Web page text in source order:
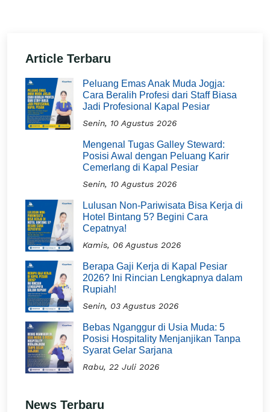
Article Terbaru
Peluang Emas Anak Muda Jogja:
Cara Beralih Profesi dari Staff Biasa
Jadi Profesional Kapal Pesiar
Senin, 10 Agustus 2026
Mengenal Tugas Galley Steward:
Posisi Awal dengan Peluang Karir
Cemerlang di Kapal Pesiar
Senin, 10 Agustus 2026
Lulusan Non-Pariwisata Bisa Kerja di
Hotel Bintang 5? Begini Cara
Cepatnya!
Kamis, 06 Agustus 2026
Berapa Gaji Kerja di Kapal Pesiar
2026? Ini Rincian Lengkapnya dalam
Rupiah!
Senin, 03 Agustus 2026
Bebas Nganggur di Usia Muda: 5
Posisi Hospitality Menjanjikan Tanpa
Syarat Gelar Sarjana
Rabu, 22 Juli 2026
News Terbaru